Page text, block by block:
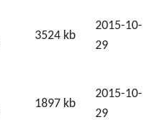
3524 kb
2015-10-
29
1897 kb
2015-10-
29